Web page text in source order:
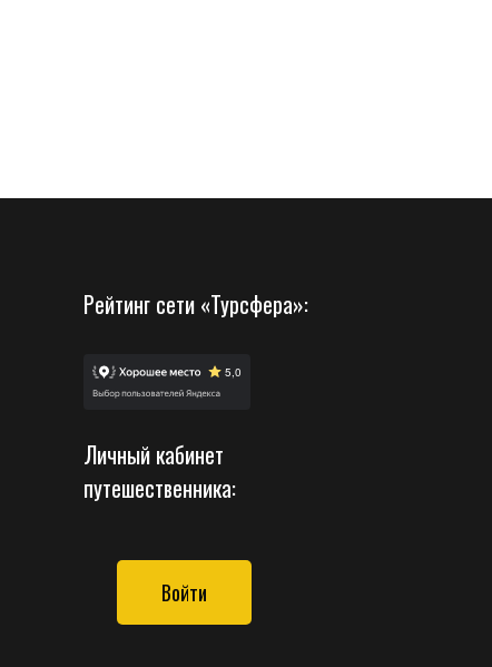
Рейтинг сети «Турсфера»:
Личный кабинет
путешественника:
Войти